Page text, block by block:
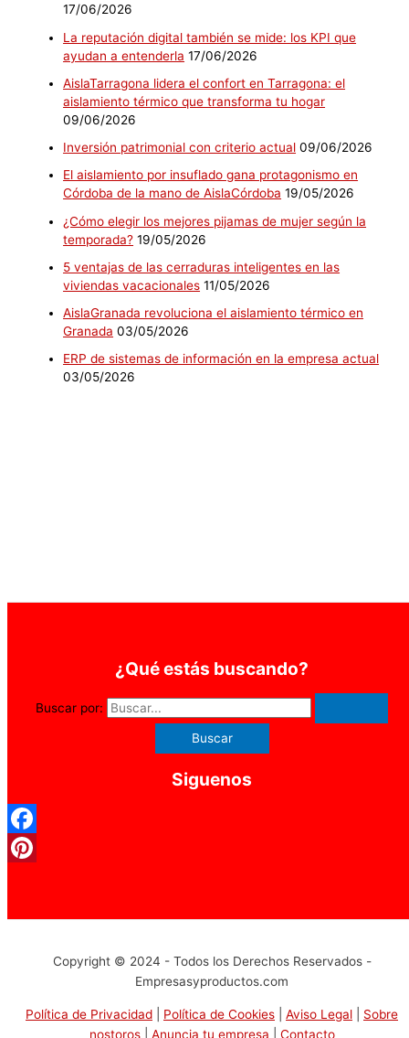
17/06/2026
La reputación digital también se mide: los KPI que
ayudan a entenderla 17/06/2026
AislaTarragona lidera el confort en Tarragona: el
aislamiento térmico que transforma tu hogar
09/06/2026
Inversión patrimonial con criterio actual 09/06/2026
El aislamiento por insuflado gana protagonismo en
Córdoba de la mano de AislaCórdoba 19/05/2026
¿Cómo elegir los mejores pijamas de mujer según la
temporada? 19/05/2026
5 ventajas de las cerraduras inteligentes en las
viviendas vacacionales 11/05/2026
AislaGranada revoluciona el aislamiento térmico en
Granada 03/05/2026
ERP de sistemas de información en la empresa actual
03/05/2026
¿Qué estás buscando?
Buscar por:
Siguenos
Copyright © 2024 - Todos los Derechos Reservados -
Empresasyproductos.com
Política de Privacidad Política de Cookies Aviso Legal
Sobre
nostoros| Anuncia tu empresa Contacto